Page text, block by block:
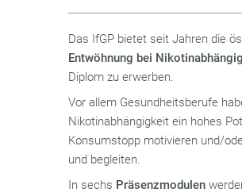
Das IfGP bietet seit Jahren die
Entwöhnung bei
Diplom zu erwerben.
Vor allem Gesundheitsberufe
Nikotinabhängigkeit ein hohes
Konsumstopp motivieren und/
und begleiten.
In sechs Präsenzmodulen